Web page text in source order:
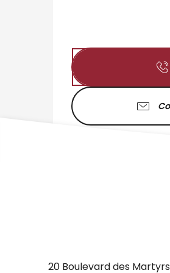
20 Boulevard des Martyrs